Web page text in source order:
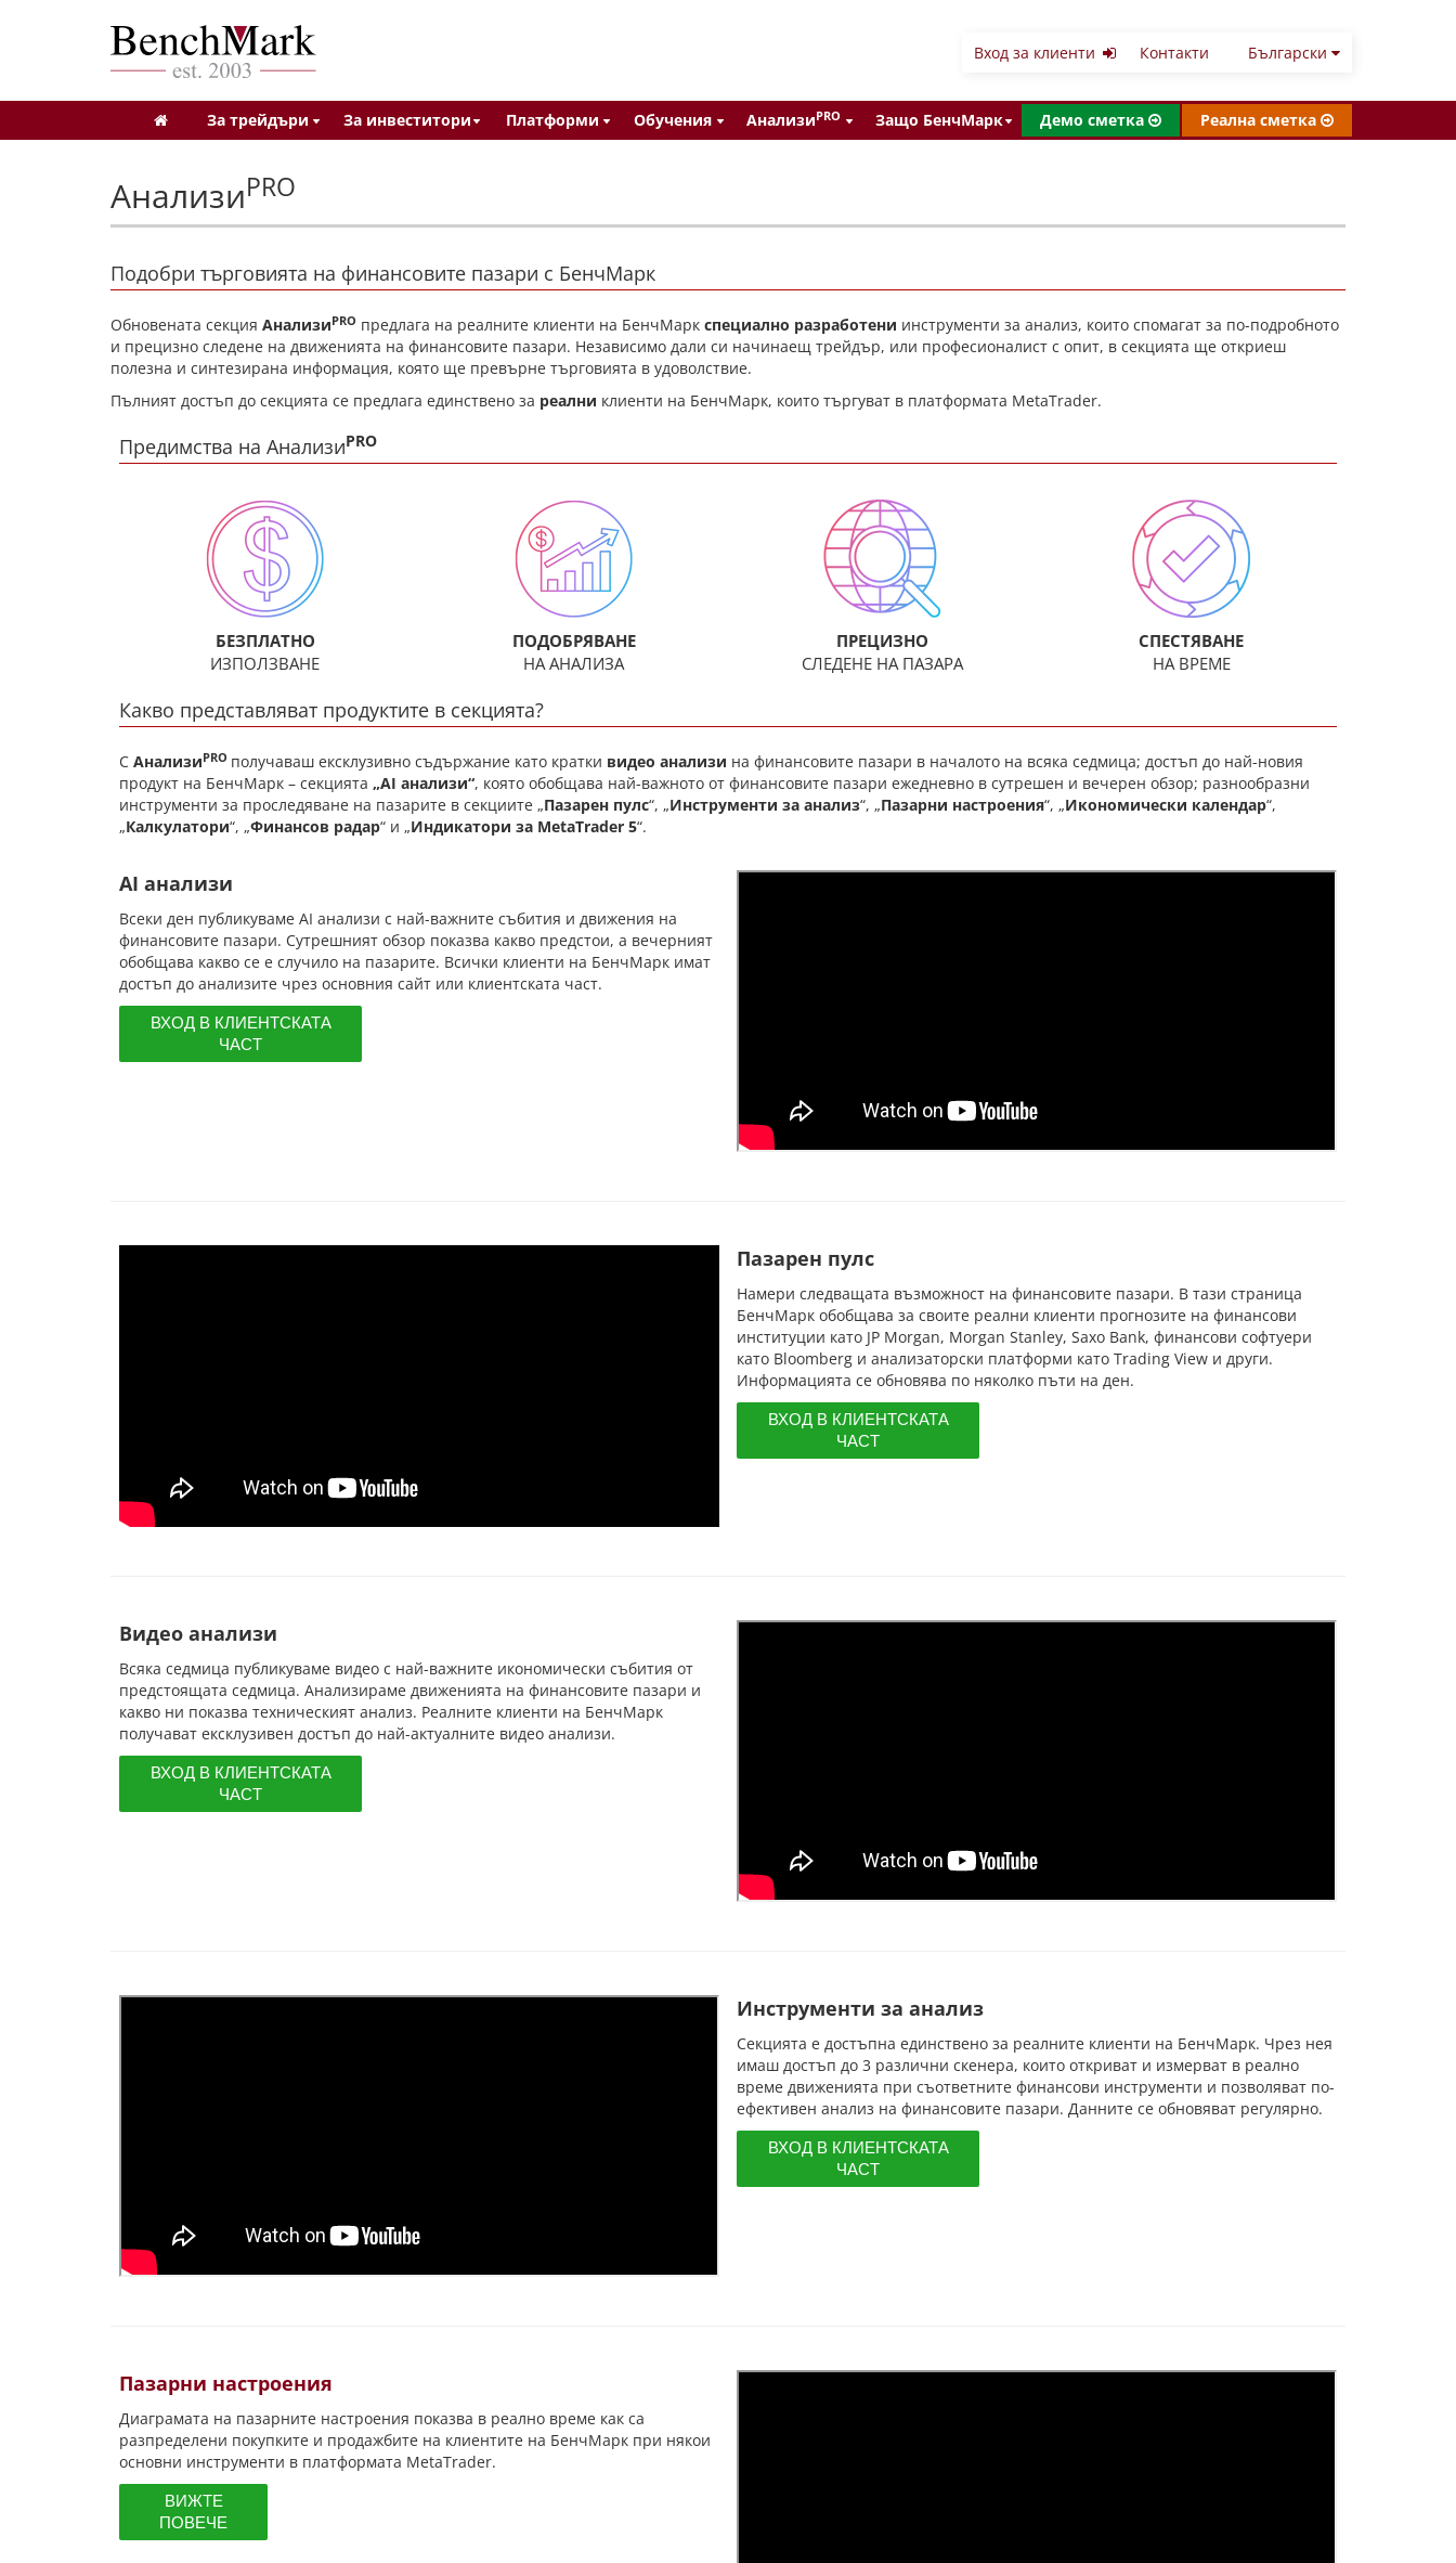
Вход за клиенти Контакти Български
За трейдъри За инвеститори Платформи Обучения АнализиPRO Защо БенчМарк Демо сметка Реална сметка
АнализиPRO
Подобри търговията на финансовите пазари с БенчМарк
Обновената секция АнализиPRO предлага на реалните клиенти на БенчМарк специално разработени инструменти за анализ, които спомагат за по-подробното
и прецизно следене на движенията на финансовите пазари. Независимо дали си начинаещ трейдър, или професионалист с опит, в секцията ще откриеш
полезна и синтезирана информация, която ще превърне търговията в удоволствие.
Пълният достъп до секцията се предлага единствено за реални клиенти на БенчМарк, които търгуват в платформата MetaTrader.
Предимства на АнализиPRO
БЕЗПЛАТНО
ИЗПОЛЗВАНЕ
ПОДОБРЯВАНЕ
НА АНАЛИЗА
ПРЕЦИЗНО
СЛЕДЕНЕ НА ПАЗАРА
СПЕСТЯВАНЕ
НА ВРЕМЕ
Какво представляват продуктите в секцията?
С АнализиPRO получаваш ексклузивно съдържание като кратки видео анализи на финансовите пазари в началото на всяка седмица; достъп до най-новия
продукт на БенчМарк – секцията „AI анализи“, която обобщава най-важното от финансовите пазари ежедневно в сутрешен и вечерен обзор; разнообразни
инструменти за проследяване на пазарите в секциите „Пазарен пулс“, „Инструменти за анализ“, „Пазарни настроения“, „Икономически календар“,
„Калкулатори“, „Финансов радар“ и „Индикатори за MetaTrader 5“.
AI анализи
Всеки ден публикуваме AI анализи с най-важните събития и движения на
финансовите пазари. Сутрешният обзор показва какво предстои, а вечерният
обобщава какво се е случило на пазарите. Всички клиенти на БенчМарк имат
достъп до анализите чрез основния сайт или клиентската част.
ВХОД В КЛИЕНТСКАТА
ЧАСТ
Пазарен пулс
Намери следващата възможност на финансовите пазари. В тази страница
БенчМарк обобщава за своите реални клиенти прогнозите на финансови
институции като JP Morgan, Morgan Stanley, Saxo Bank, финансови софтуери
като Bloomberg и анализаторски платформи като Trading View и други.
Информацията се обновява по няколко пъти на ден.
ВХОД В КЛИЕНТСКАТА
ЧАСТ
Видео анализи
Всяка седмица публикуваме видео с най-важните икономически събития от
предстоящата седмица. Анализираме движенията на финансовите пазари и
какво ни показва техническият анализ. Реалните клиенти на БенчМарк
получават ексклузивен достъп до най-актуалните видео анализи.
ВХОД В КЛИЕНТСКАТА
ЧАСТ
Инструменти за анализ
Секцията е достъпна единствено за реалните клиенти на БенчМарк. Чрез нея
имаш достъп до 3 различни скенера, които откриват и измерват в реално
време движенията при съответните финансови инструменти и позволяват по-
ефективен анализ на финансовите пазари. Данните се обновяват регулярно.
ВХОД В КЛИЕНТСКАТА
ЧАСТ
Пазарни настроения
Диаграмата на пазарните настроения показва в реално време как са
разпределени покупките и продажбите на клиентите на БенчМарк при някои
основни инструменти в платформата MetaTrader.
ВИЖТЕ
ПОВЕЧЕ